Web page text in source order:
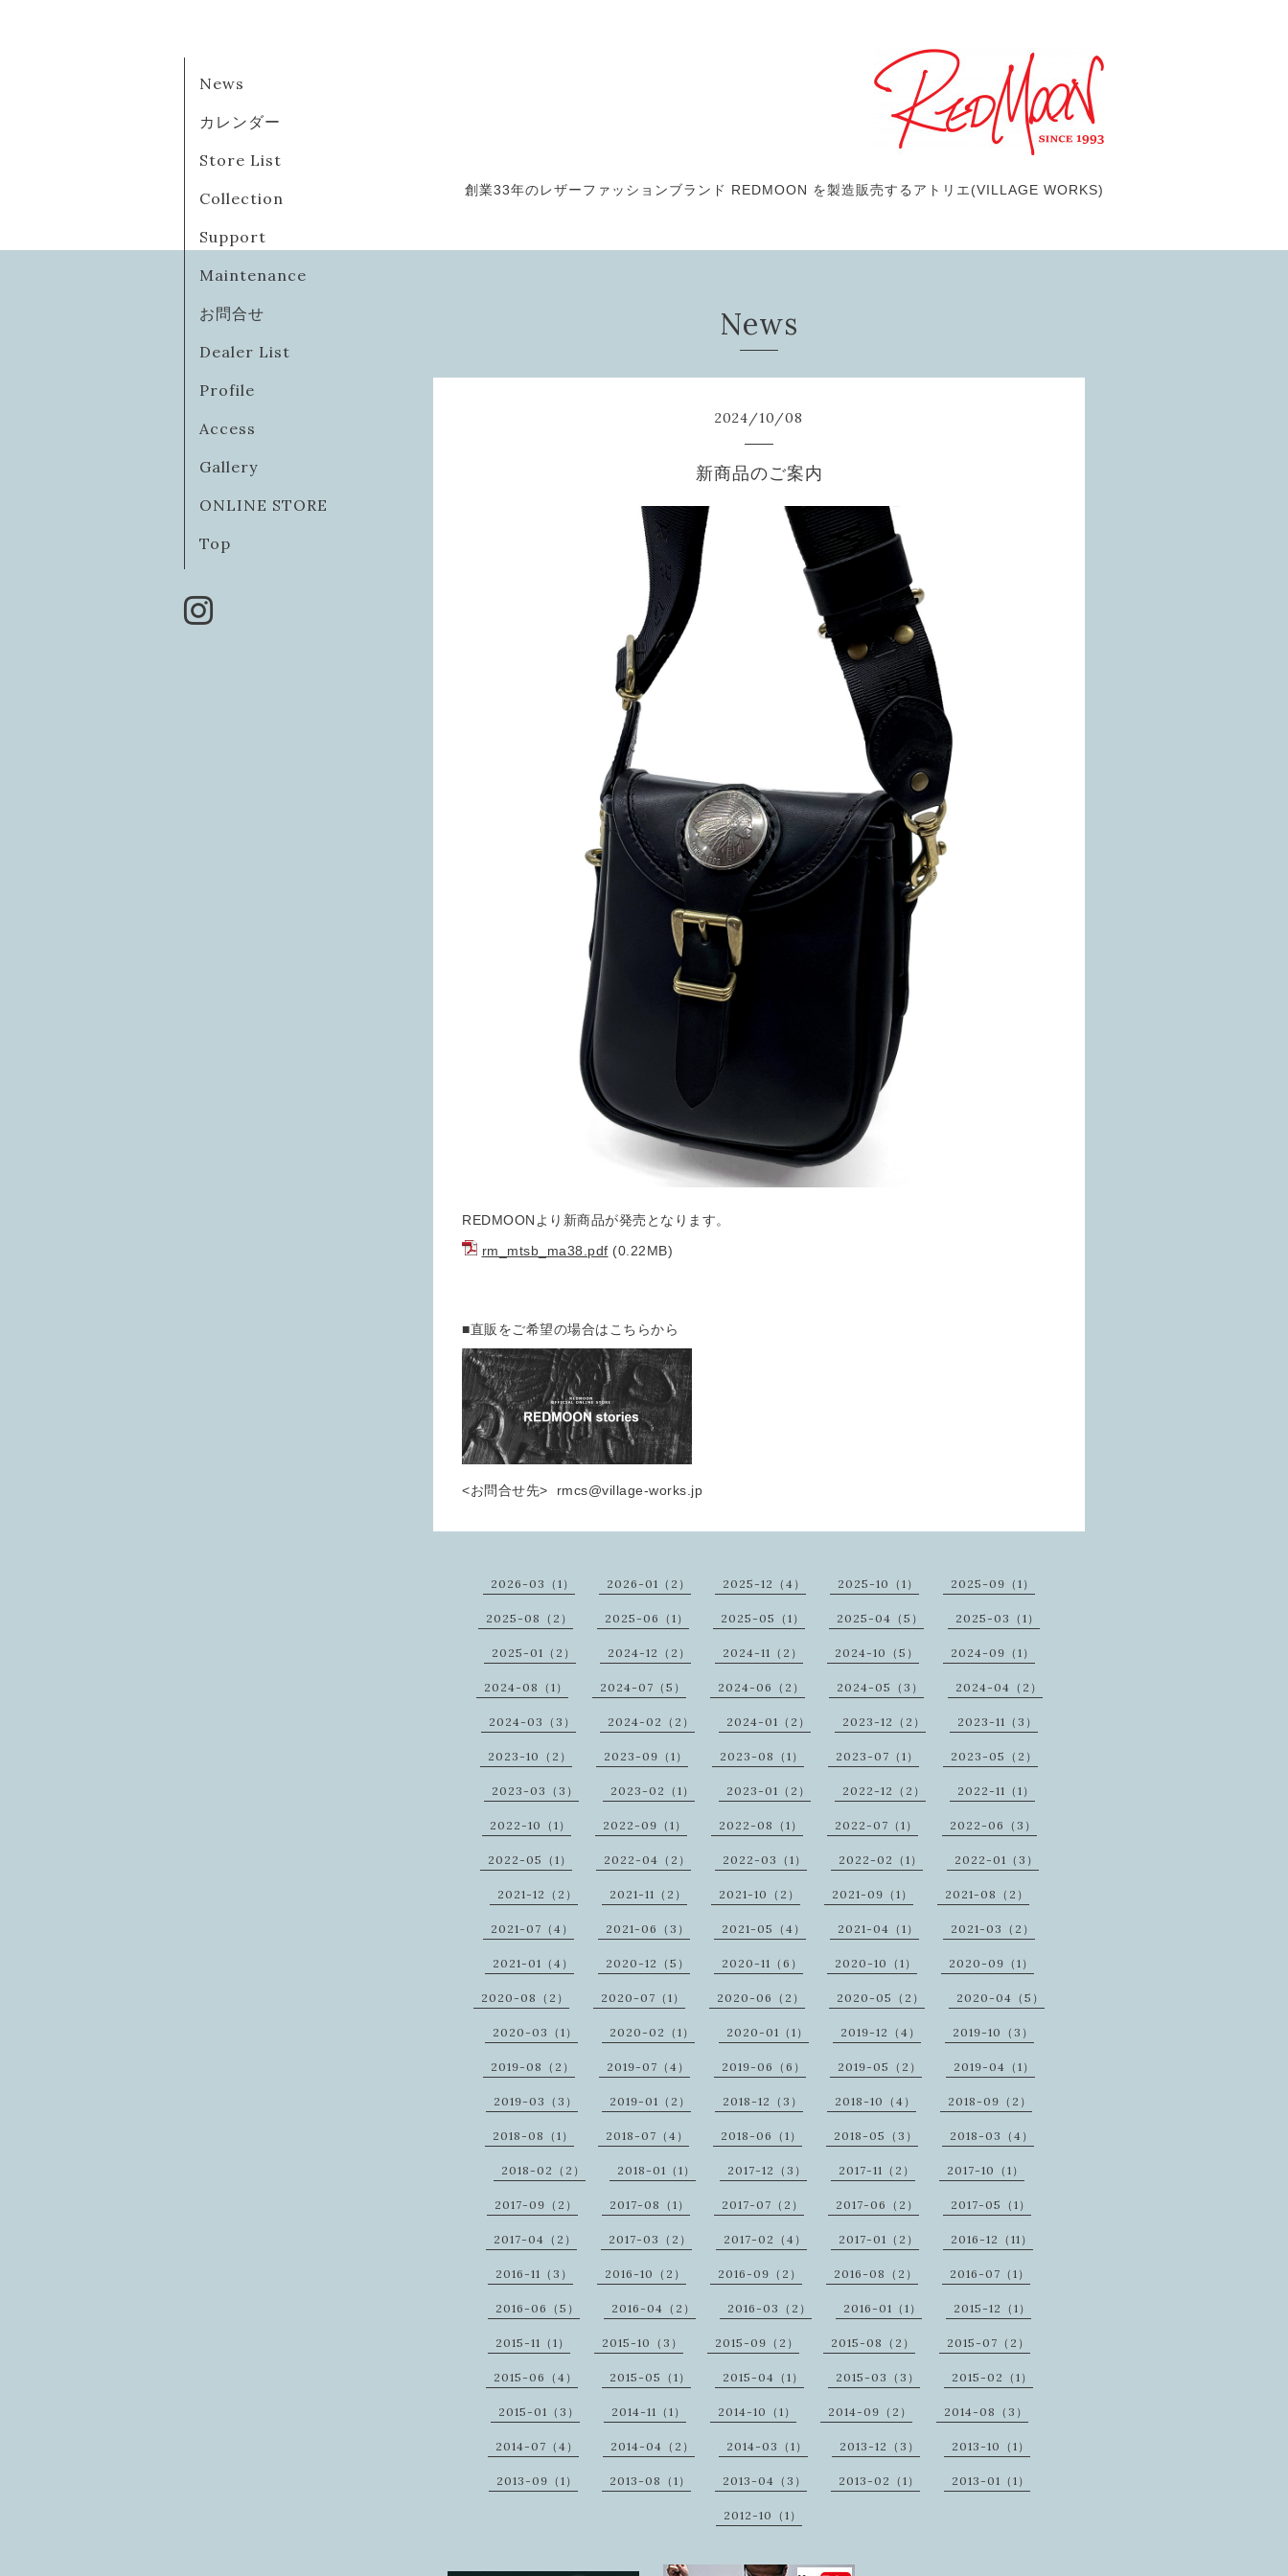
創業33年のレザーファッションブランド REDMOON を製造販売するアトリエ(VILLAGE WORKS)
News
カレンダー
Store List
Collection
Support
Maintenance
お問合せ
Dealer List
Profile
Access
Gallery
ONLINE STORE
Top
News
2024/10/08
新商品のご案内
REDMOONより新商品が発売となります。
rm_mtsb_ma38.pdf (0.22MB)
■直販をご希望の場合はこちらから
<お問合せ先> rmcs@village-works.jp
2026-03（1） 2026-01（2） 2025-12（4） 2025-10（1） 2025-09（1）
2025-08（2） 2025-06（1） 2025-05（1） 2025-04（5） 2025-03（1）
2025-01（2） 2024-12（2） 2024-11（2） 2024-10（5） 2024-09（1）
2024-08（1） 2024-07（5） 2024-06（2） 2024-05（3） 2024-04（2）
2024-03（3） 2024-02（2） 2024-01（2） 2023-12（2） 2023-11（3）
2023-10（2） 2023-09（1） 2023-08（1） 2023-07（1） 2023-05（2）
2023-03（3） 2023-02（1） 2023-01（2） 2022-12（2） 2022-11（1）
2022-10（1） 2022-09（1） 2022-08（1） 2022-07（1） 2022-06（3）
2022-05（1） 2022-04（2） 2022-03（1） 2022-02（1） 2022-01（3）
2021-12（2） 2021-11（2） 2021-10（2） 2021-09（1） 2021-08（2）
2021-07（4） 2021-06（3） 2021-05（4） 2021-04（1） 2021-03（2）
2021-01（4） 2020-12（5） 2020-11（6） 2020-10（1） 2020-09（1）
2020-08（2） 2020-07（1） 2020-06（2） 2020-05（2） 2020-04（5）
2020-03（1） 2020-02（1） 2020-01（1） 2019-12（4） 2019-10（3）
2019-08（2） 2019-07（4） 2019-06（6） 2019-05（2） 2019-04（1）
2019-03（3） 2019-01（2） 2018-12（3） 2018-10（4） 2018-09（2）
2018-08（1） 2018-07（4） 2018-06（1） 2018-05（3） 2018-03（4）
2018-02（2） 2018-01（1） 2017-12（3） 2017-11（2） 2017-10（1）
2017-09（2） 2017-08（1） 2017-07（2） 2017-06（2） 2017-05（1）
2017-04（2） 2017-03（2） 2017-02（4） 2017-01（2） 2016-12（11）
2016-11（3） 2016-10（2） 2016-09（2） 2016-08（2） 2016-07（1）
2016-06（5） 2016-04（2） 2016-03（2） 2016-01（1） 2015-12（1）
2015-11（1） 2015-10（3） 2015-09（2） 2015-08（2） 2015-07（2）
2015-06（4） 2015-05（1） 2015-04（1） 2015-03（3） 2015-02（1）
2015-01（3） 2014-11（1） 2014-10（1） 2014-09（2） 2014-08（3）
2014-07（4） 2014-04（2） 2014-03（1） 2013-12（3） 2013-10（1）
2013-09（1） 2013-08（1） 2013-04（3） 2013-02（1） 2013-01（1）
2012-10（1）